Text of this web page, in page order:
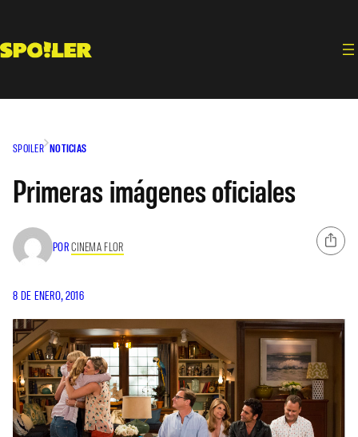
contenido
SPOILER NOTICIAS
Primeras imágenes oficiales
PORCINEMA FLOR
8 DE ENERO, 2016